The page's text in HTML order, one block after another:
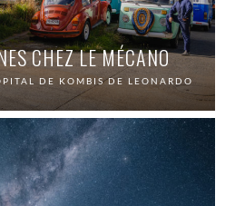
CHEZ LE MÉCANO
DE KOMBIS DE LEONARDO